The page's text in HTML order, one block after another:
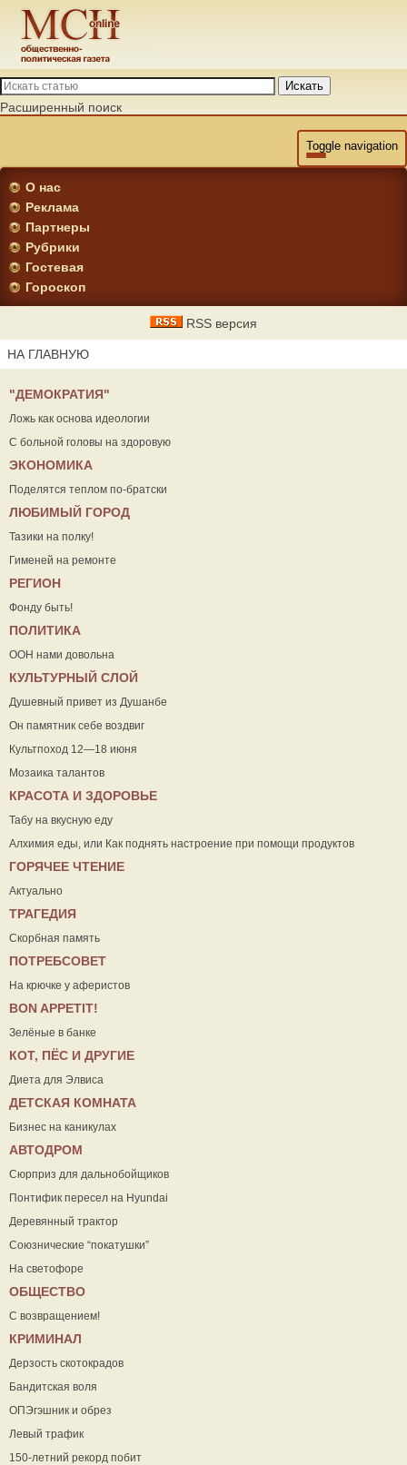
Искать
Расширенный поиск
Toggle navigation
О нас
Реклама
Партнеры
Рубрики
Гостевая
Гороскоп
RSS версия
НА ГЛАВНУЮ
"ДЕМОКРАТИЯ"
Ложь как основа идеологии
С больной головы на здоровую
ЭКОНОМИКА
Поделятся теплом по-братски
ЛЮБИМЫЙ ГОРОД
Тазики на полку!
Гименей на ремонте
РЕГИОН
Фонду быть!
ПОЛИТИКА
ООН нами довольна
КУЛЬТУРНЫЙ СЛОЙ
Душевный привет из Душанбе
Он памятник себе воздвиг
Культпоход 12—18 июня
Мозаика талантов
КРАСОТА И ЗДОРОВЬЕ
Табу на вкусную еду
Алхимия еды, или Как поднять настроение при помощи продуктов
ГОРЯЧЕЕ ЧТЕНИЕ
Актуально
ТРАГЕДИЯ
Скорбная память
ПОТРЕБСОВЕТ
На крючке у аферистов
ВON APPETIT!
Зелёные в банке
КОТ, ПЁС И ДРУГИЕ
Диета для Элвиса
ДЕТСКАЯ КОМНАТА
Бизнес на каникулах
АВТОДРОМ
Сюрприз для дальнобойщиков
Понтифик пересел на Hyundai
Деревянный трактор
Союзнические “покатушки”
На светофоре
ОБЩЕСТВО
С возвращением!
КРИМИНАЛ
Дерзость скотокрадов
Бандитская воля
ОПЭгэшник и обрез
Левый трафик
150-летний рекорд побит